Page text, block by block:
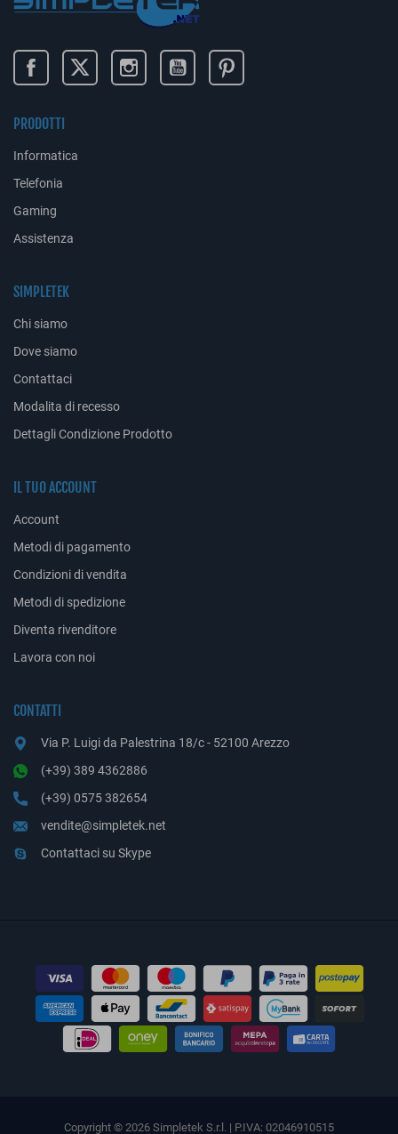
PRODOTTI
Informatica
Telefonia
Gaming
Assistenza
SIMPLETEK
Chi siamo
Dove siamo
Contattaci
Modalita di recesso
Dettagli Condizione Prodotto
IL TUO ACCOUNT
Account
Metodi di pagamento
Condizioni di vendita
Metodi di spedizione
Diventa rivenditore
Lavora con noi
CONTATTI
Via P. Luigi da Palestrina 18/c - 52100 Arezzo
(+39) 389 4362886
(+39) 0575 382654
vendite@simpletek.net
Contattaci su Skype
Copyright © 2026 Simpletek S.r.l. | P.IVA: 02046910515